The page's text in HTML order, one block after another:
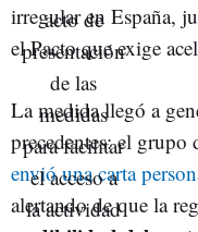
irregular en España,
el Pacto que exige
La medida llegó a
precedentes: el grupo
envió una carta
alertando de que la